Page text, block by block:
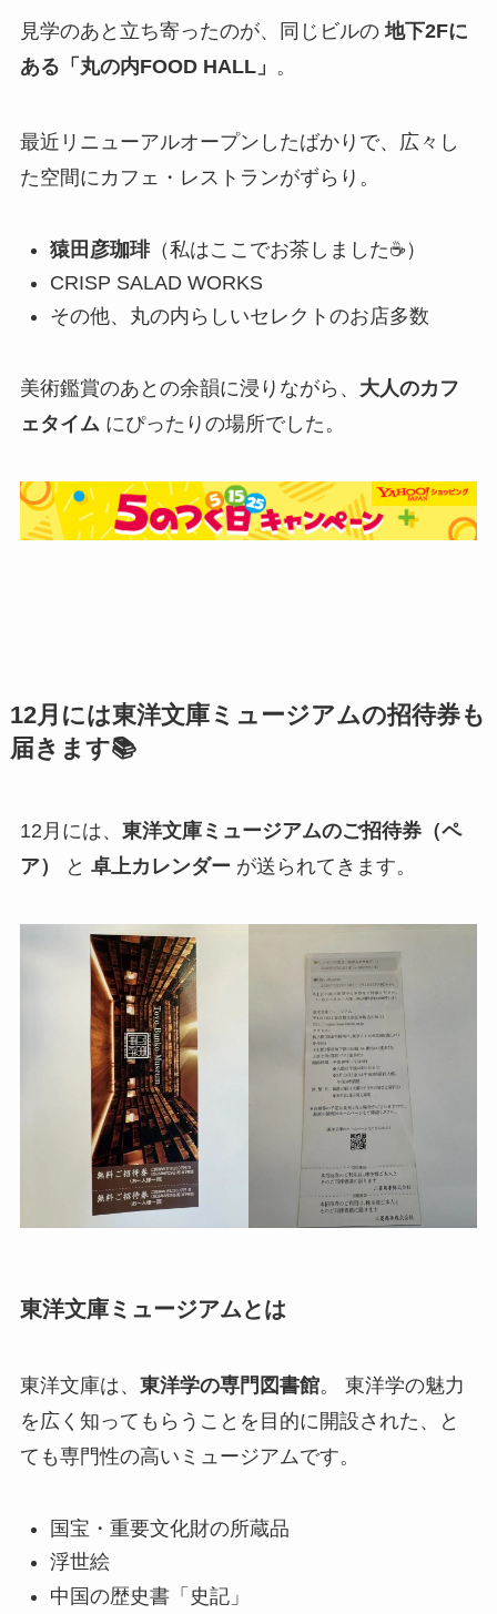
見学のあと立ち寄ったのが、同じビルの地下2Fに
ある「丸の内FOOD HALL」 。
最近リニューアルオープンしたばかりで、広々し
た空間にカフェ・レストランがずらり。
猿田彦珈琲（私はここでお茶しました☕）
CRISP SALAD WORKS
その他、丸の内らしいセレクトのお店多数
美術鑑賞のあとの余韻に浸りながら、 大人のカフ
ェタイムにぴったりの場所でした。
12月には東洋文庫ミュージアムの招待券も
届きます📚
12月には、 東洋文庫ミュージアムのご招待券（ペ
ア）
と 卓上カレンダー が送られてきます。
東洋文庫ミュージアムとは
東洋文庫は、 東洋学の専門図書館。 東洋学の魅力
を広く知ってもらうことを目的に開設された、と
ても専門性の高いミュージアムです。
国宝・重要文化財の所蔵品
浮世絵
中国の歴史書「史記」